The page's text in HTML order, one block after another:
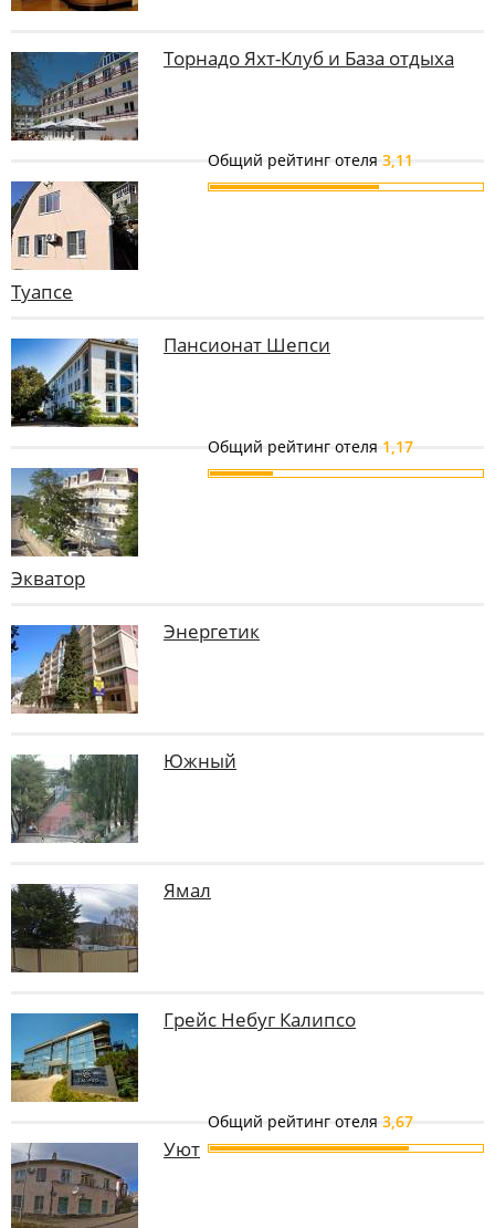
Торнадо Яхт-Клуб и База отдыха
Общий рейтинг отеля 3,11
Туапсе
Пансионат Шепси
Общий рейтинг отеля 1,17
Экватор
Энергетик
Южный
Ямал
Грейс Небуг Калипсо
Общий рейтинг отеля 3,67
Уют